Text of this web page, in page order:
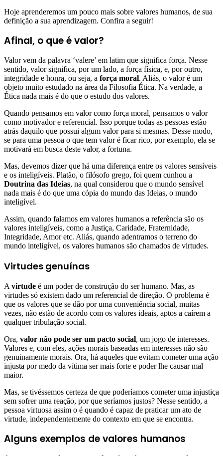
Hoje aprenderemos um pouco mais sobre valores humanos, de sua
definição a sua aprendizagem. Confira a seguir!
Afinal, o que é valor?
Valor vem da palavra ‘valere’ em latim que significa força. Nesse
sentido, valor significa, por um lado, a força física, e, por outro,
integridade e honra, ou seja, a força moral. Aliás, o valor é um
objeto muito estudado na área da Filosofia Ética. Na verdade, a
Ética nada mais é do que o estudo dos valores.
Quando pensamos em valor como força moral, pensamos o valor
como motivador e referencial. Isso porque todas as pessoas estão
atrás daquilo que possui algum valor para si mesmas. Desse modo,
se para uma pessoa o que tem valor é ficar rico, por exemplo, ela se
motivará em busca deste valor, a fortuna.
Mas, devemos dizer que há uma diferença entre os valores sensíveis
e os inteligíveis. Platão, o filósofo grego, foi quem cunhou a
Doutrina das Ideias, na qual considerou que o mundo sensível
nada mais é do que uma cópia do mundo das Ideias, o mundo
inteligível.
Assim, quando falamos em valores humanos a referência são os
valores inteligíveis, como a Justiça, Caridade, Fraternidade,
Integridade, Amor etc. Aliás, quando adentramos o terreno do
mundo inteligível, os valores humanos são chamados de virtudes.
Virtudes genuínas
A virtude é um poder de construção do ser humano. Mas, as
virtudes só existem dado um referencial de direção. O problema é
que os valores que se dão por uma conveniência social, muitas
vezes, não estão de acordo com os valores ideais, aptos a caírem a
qualquer tribulação social.
Ora, valor não pode ser um pacto social, um jogo de interesses.
Valores e, com eles, ações morais baseadas em interesses não são
genuinamente morais. Ora, há aqueles que evitam cometer uma ação
injusta por medo da vítima ser mais forte e poder lhe causar mal
maior.
Mas, se tivéssemos certeza de que poderíamos cometer uma injustiça
sem sofrer uma reação, por que seríamos justos? Nesse sentido, a
pessoa virtuosa assim o é quando é capaz de praticar um ato de
virtude, independentemente do contexto em que se encontra.
Alguns exemplos de valores humanos